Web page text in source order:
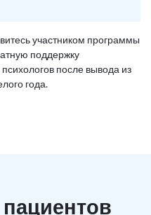
участником программы
поддержку
после вывода из
года.